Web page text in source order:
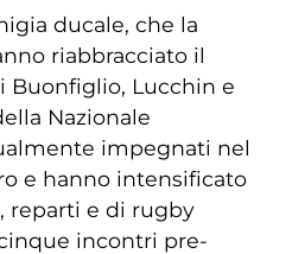
ducale, che la
riabbracciato il
Buonfiglio, Lucchin e
Nazionale
impegnati nel
e hanno intensificato
reparti e di rugby
incontri pre-